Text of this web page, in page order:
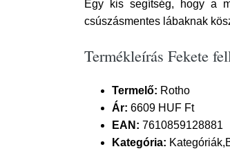
Egy kis segítség, hogy a
csúszásmentes lábaknak
Termékleírás Fekete
Termelő: Rotho
Ár: 6609 HUF Ft
EAN: 7610859128881
Kategória: